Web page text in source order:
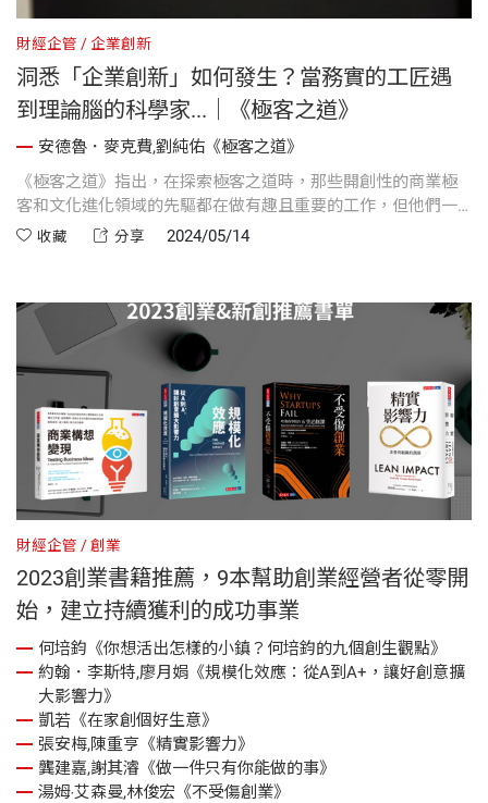
財經企管 企業創新
洞悉「企業創新」如何發生？當務實的工匠遇
到理論腦的科學家...｜《極客之道》
安德魯．麥克費,劉純佑《極客之道》
《極客之道》指出，在探索極客之道時，那些開創性的商業極
客和文化進化領域的先驅都在做有趣且重要的工作，但他們一
直在平行的軌道上工作，尚未出現有意義的交集。本書的出現
收藏 分享 2024/05/14
財經企管 創業
2023創業書籍推薦，9本幫助創業經營者從零開
始，建立持續獲利的成功事業
何培鈞《你想活出怎樣的小鎮？何培鈞的九個創生觀點》
約翰．李斯特,廖月娟《規模化效應：從A到A+，讓好創意擴
大影響力》
凱若《在家創個好生意》
張安梅,陳重亨《精實影響力》
龔建嘉,謝其濬《做一件只有你能做的事》
湯姆‧艾森曼,林俊宏《不受傷創業》